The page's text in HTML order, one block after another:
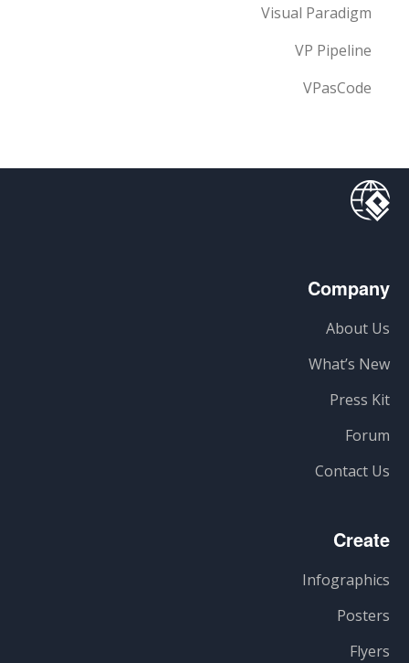
Visual Paradigm
VP Pipeline
VPasCode
Company
About Us
What’s New
Press Kit
Forum
Contact Us
Create
Infographics
Posters
Flyers